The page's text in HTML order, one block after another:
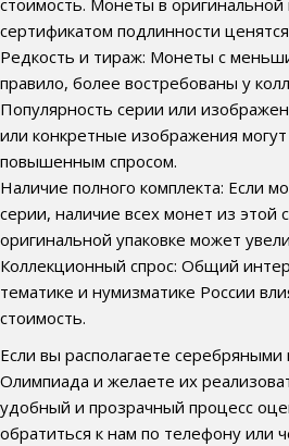
сертификатом подлинности
Редкость и тираж: Монеты с
правило, более востребованы у
Популярность серии или
или конкретные изображения могут
повышенным спросом.
Наличие полного комплекта: Если
серии, наличие всех монет из этой
оригинальной упаковке может
Коллекционный спрос: Общий
тематике и нумизматике России
стоимость.
Если вы располагаете
Олимпиада и желаете их
удобный и прозрачный процесс
обратиться к нам по телефону или